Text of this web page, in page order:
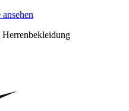
Herrenbekleidung